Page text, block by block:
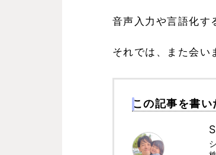
音声入力や言語化す
それでは、また会い
この記事を書い